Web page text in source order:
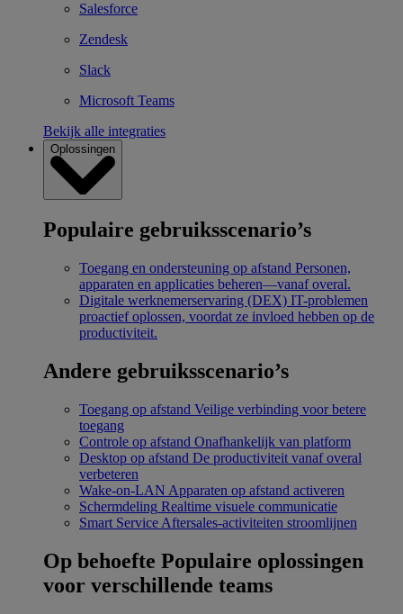
Salesforce
Zendesk
Slack
Microsoft Teams
Bekijk alle integraties
Oplossingen
Populaire gebruiksscenario’s
Toegang en ondersteuning op afstand Personen,
apparaten en applicaties beheren—vanaf overal.
Digitale werknemerservaring (DEX) IT-problemen
proactief oplossen, voordat ze invloed hebben op de
productiviteit.
Andere gebruiksscenario’s
Toegang op afstand Veilige verbinding voor betere
toegang
Controle op afstand Onafhankelijk van platform
Desktop op afstand De productiviteit vanaf overal
verbeteren
Wake-on-LAN Apparaten op afstand activeren
Schermdeling Realtime visuele communicatie
Smart Service Aftersales-activiteiten stroomlijnen
Op behoefte Populaire oplossingen
voor verschillende teams